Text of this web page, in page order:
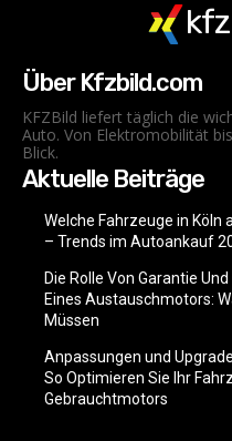
kfz
Über Kfzbild.com
KFZBild liefert täglich die
Auto. Von Elektromobilität
Blick.
Aktuelle Beiträge
Welche Fahrzeuge in
– Trends im Autoankauf
Die Rolle Von Garantie
Eines Austauschmotors:
Müssen
Anpassungen und
So Optimieren Sie Ihr
Gebrauchtmotors